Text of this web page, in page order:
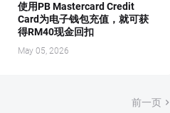
使用PB Mastercard Credit
Card为电子钱包充值，就可获
得RM40现金回扣
May 05, 2026
前一页